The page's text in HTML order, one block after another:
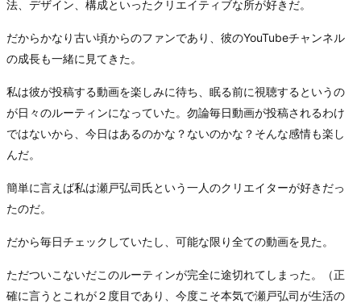
法、デザイン、構成といったクリエイティブな所が好きだ。
だからかなり古い頃からのファンであり、彼のYouTubeチャンネル
の成長も一緒に見てきた。
私は彼が投稿する動画を楽しみに待ち、眠る前に視聴するというの
が日々のルーティンになっていた。勿論毎日動画が投稿されるわけ
ではないから、今日はあるのかな？ないのかな？そんな感情も楽し
んだ。
簡単に言えば私は瀬戸弘司氏という一人のクリエイターが好きだっ
たのだ。
だから毎日チェックしていたし、可能な限り全ての動画を見た。
ただついこないだこのルーティンが完全に途切れてしまった。（正
確に言うとこれが２度目であり、今度こそ本気で瀬戸弘司が生活の